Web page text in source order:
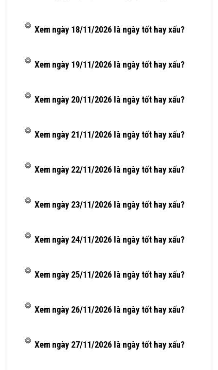
Xem ngày 18/11/2026 là ngày tốt hay xấu?
Xem ngày 19/11/2026 là ngày tốt hay xấu?
Xem ngày 20/11/2026 là ngày tốt hay xấu?
Xem ngày 21/11/2026 là ngày tốt hay xấu?
Xem ngày 22/11/2026 là ngày tốt hay xấu?
Xem ngày 23/11/2026 là ngày tốt hay xấu?
Xem ngày 24/11/2026 là ngày tốt hay xấu?
Xem ngày 25/11/2026 là ngày tốt hay xấu?
Xem ngày 26/11/2026 là ngày tốt hay xấu?
Xem ngày 27/11/2026 là ngày tốt hay xấu?